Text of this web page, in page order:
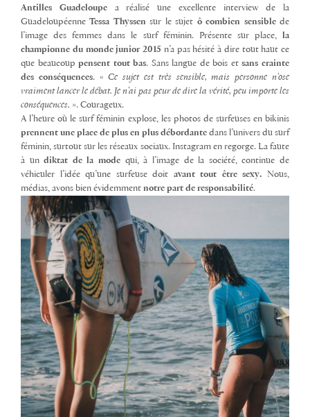
Antilles Guadeloupea réalisé une excellente interview de la
GuadeloupéenneTessa Thyssen sur le sujet ô combien sensiblede
l’image des femmes dans le surf féminin. Présente sur place,la
championne du monde junior 2015 n’a pas hésité à dire tout haut ce
que beaucoup pensent tout bas. Sans langue de bois etsans crainte
des conséquences. «Ce sujet est très sensible, mais personne n’ose
vraiment lancer le débat. Je n’ai pas peur de dire la vérité, peu importe les
conséquences. ». Courageux.
A l’heure où le surf féminin explose, les photos de surfeuses en bikinis
prennent une place de plus en plus débordante dans l’univers du surf
féminin, surtout sur les réseaux sociaux. Instagram en regorge. La faute
à undiktat de la mode qui, à l’image de la société, continue de
véhiculer l’idée qu’une surfeuse doit avant tout être sexy. Nous,
médias, avons bien évidemment notre part de responsabilité.